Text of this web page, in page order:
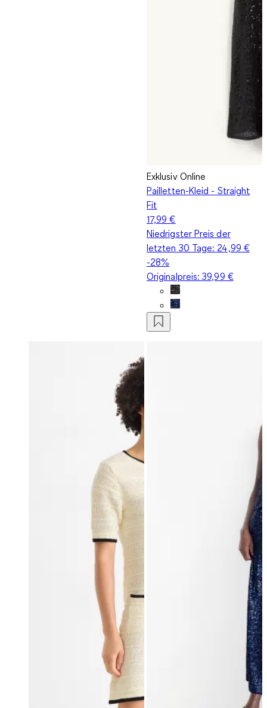
Exklusiv Online
Pailletten-Kleid - Straight
Fit
17,99 €
Niedrigster Preis der
letzten 30 Tage: 24,99 €
-28%
Originalpreis:39,99 €